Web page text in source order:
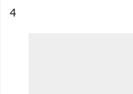
n°
4